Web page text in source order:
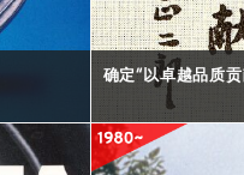
确定“以卓越品质